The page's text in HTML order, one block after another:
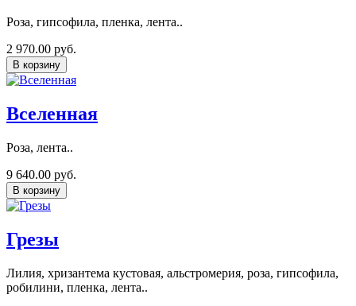
Роза, гипсофила, пленка, лента..
2 970.00 руб.
В корзину
Вселенная
Роза, лента..
9 640.00 руб.
В корзину
Грезы
Лилия, хризантема кустовая, альстромерия, роза, гипсофила,
робилини, пленка, лента..